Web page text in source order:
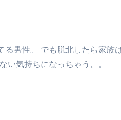
達に作ってみた結果…
い気持ちになっちゃう。。